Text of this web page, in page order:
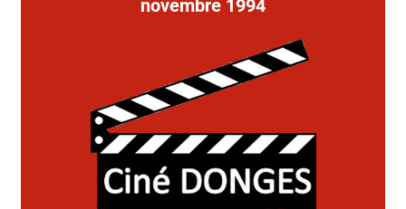
novembre 1994